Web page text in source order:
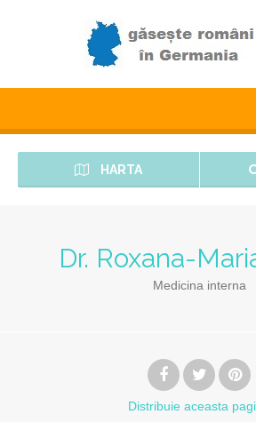
HARTA
Dr. Roxana-
Medicina interna
Distribuie aceasta